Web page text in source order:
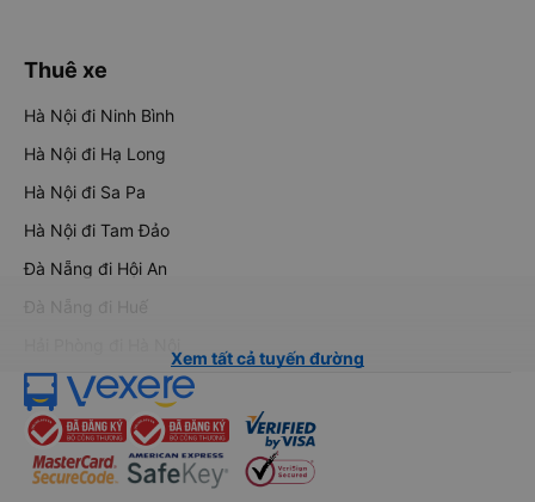
Thuê xe
Hà Nội đi Ninh Bình
Hà Nội đi Hạ Long
Hà Nội đi Sa Pa
Hà Nội đi Tam Đảo
Đà Nẵng đi Hội An
Đà Nẵng đi Huế
Xem tất cả tuyến đường